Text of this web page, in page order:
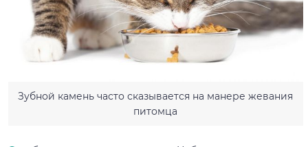
Зубной камень часто сказывается на манере жевания
питомца